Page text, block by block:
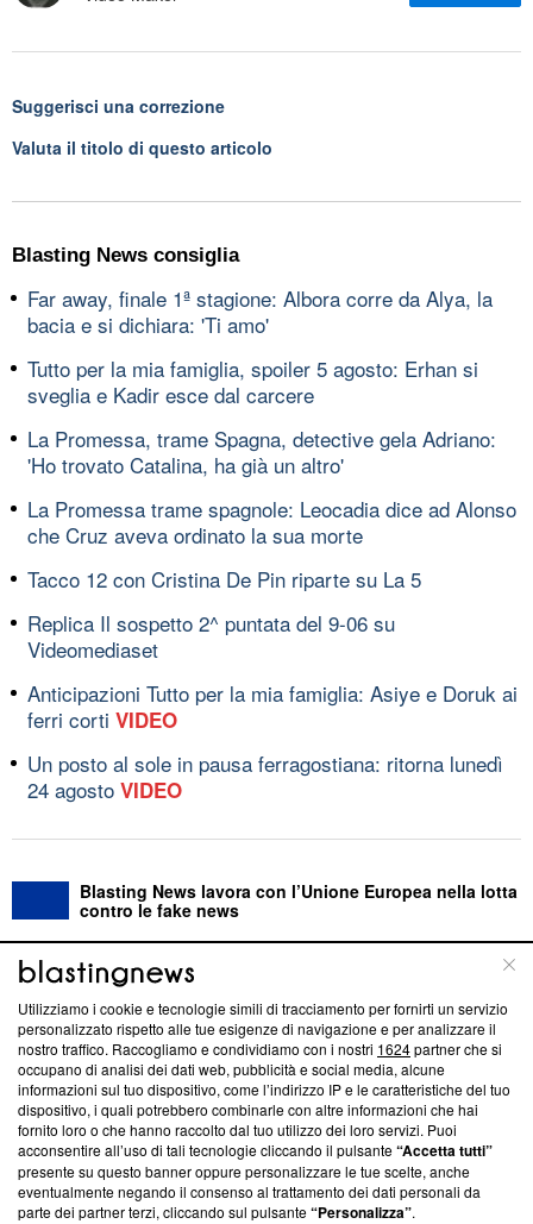
Suggerisci una correzione
Valuta il titolo di questo articolo
Blasting News consiglia
Far away, finale 1ª stagione: Albora corre da Alya, la
bacia e si dichiara: 'Ti amo'
Tutto per la mia famiglia, spoiler 5 agosto: Erhan si
sveglia e Kadir esce dal carcere
La Promessa, trame Spagna, detective gela Adriano:
'Ho trovato Catalina, ha già un altro'
La Promessa trame spagnole: Leocadia dice ad Alonso
che Cruz aveva ordinato la sua morte
Tacco 12 con Cristina De Pin riparte su La 5
Replica Il sospetto 2^ puntata del 9-06 su
Videomediaset
Anticipazioni Tutto per la mia famiglia: Asiye e Doruk ai
ferri corti VIDEO
Un posto al sole in pausa ferragostiana: ritorna lunedì
24 agosto VIDEO
Blasting News lavora con l’Unione Europea nella lotta
contro le fake news
ABOUT LINEA EDITORIALE
Questa sezione offre informazioni trasparenti su Blasting
News, sui nostri processi editoriali e su come ci impegniamo a
creare news di qualità. Inoltre, afferma la nostra aderenza a
‘Trust Project - News with Integrity’Blasting News non è
ancora membro del programma, ma ha richiesto di farne
parte; Trust Project non ha ancora effettuato una verifica di
conformità agli standard.
Utilizziamo i cookie e tecnologie simili di tracciamento per fornirti un servizio
personalizzato rispetto alle tue esigenze di navigazione e per analizzare il
nostro traffico. Raccogliamo e condividiamo con i nostri 1624partner che si
occupano di analisi dei dati web, pubblicità e social media, alcune
informazioni sul tuo dispositivo, come l’indirizzo IP e le caratteristiche del tuo
dispositivo, i quali potrebbero combinarle con altre informazioni che hai
fornito loro o che hanno raccolto dal tuo utilizzo dei loro servizi. Puoi
acconsentire all’uso di tali tecnologie cliccando il pulsante“Accetta tutti”
presente su questo banner oppure personalizzare le tue scelte, anche
eventualmente negando il consenso al trattamento dei dati personali da
parte dei partner terzi, cliccando sul pulsante“Personalizza”.